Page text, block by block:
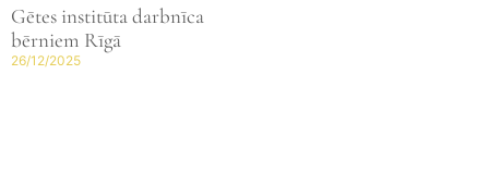
Gētes institūta darbnīca
bērniem Rīgā
26/12/2025